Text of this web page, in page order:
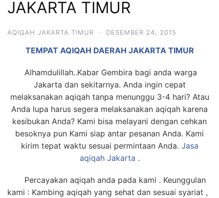
6713
JAKARTA TIMUR
AQIQAH JAKARTA TIMUR · DESEMBER 24, 2015
TEMPAT AQIQAH DAERAH JAKARTA TIMUR
Alhamdulillah..Kabar Gembira bagi anda warga
Jakarta dan sekitarnya. Anda ingin cepat
melaksanakan aqiqah tanpa menunggu 3-4 hari? Atau
Anda lupa harus segera melaksanakan aqiqah karena
kesibukan Anda? Kami bisa melayani dengan cehkan
besoknya pun Kami siap antar pesanan Anda. Kami
kirim tepat waktu sesuai permintaan Anda. Jasa
aqiqah Jakarta .
Percayakan aqiqah anda pada kami . Keunggulan
kami : Kambing aqiqah yang sehat dan sesuai syariat ,